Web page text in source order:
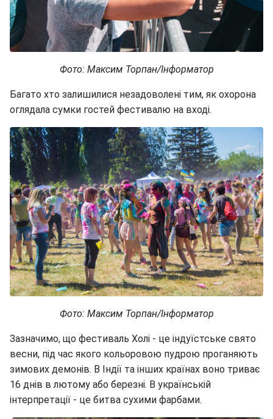
Фото: Максим Торпан/Інформатор
Багато хто залишилися незадоволені тим, як охорона
оглядала сумки гостей фестивалю на вході.
Фото: Максим Торпан/Інформатор
Зазначимо, що фестиваль Холі - це індуїстське свято
весни, під час якого кольоровою пудрою проганяють
зимових демонів. В Індії та інших країнах воно триває
16 днів в лютому або березні. В українській
інтерпретації - це битва сухими фарбами.